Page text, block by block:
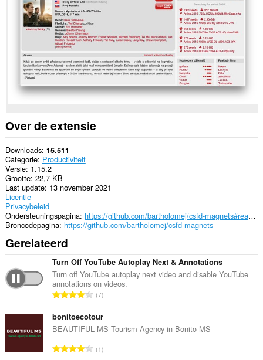
sommige
websites.
Over de extensie
Downloads 15.511
Categorie Productiviteit
Versie 1.15.2
Grootte 22,7 KB
Last update 13 november 2021
Licentie
Privacybeleid
Ondersteuningspagina
https://github.com/bartholomej/csfd-magnets#readme
Broncodepagina https://github.com/bartholomej/csfd-magnets
Gerelateerd
Turn Off YouTube Autoplay Next & Annotations
Turn off YouTube autoplay next video and disable YouTube
annotations on videos.
T
t
a
l
7
bonitoecotour
BEAUTIFUL MS Tourism Agency in Bonito MS
T1